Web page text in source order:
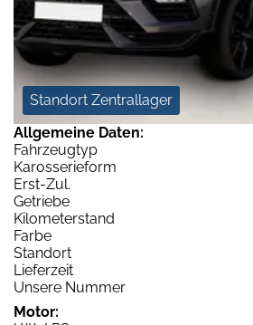
Standort Zentrallager
Allgemeine Daten:
Fahrzeugtyp
Karosserieform
Erst-Zul.
Getriebe
Kilometerstand
Farbe
Standort
Lieferzeit
Unsere Nummer
Motor: